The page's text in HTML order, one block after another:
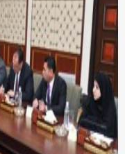
عربية ودولية
تقنيات
تحقيقات صحفية
مقالات
عامة ومنوعات